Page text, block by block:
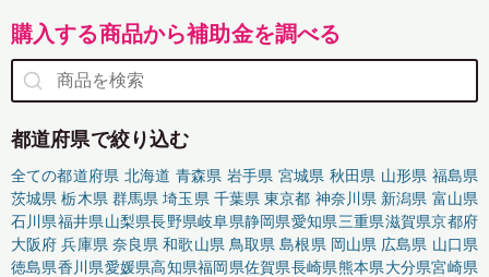
購入する商品から補助金を調べる
都道府県で絞り込む
全ての都道府県 北海道 青森県 岩手県 宮城県 秋田県 山形県 福島県
茨城県 栃木県 群馬県 埼玉県 千葉県 東京都 神奈川県 新潟県 富山県
石川県福井県山梨県長野県岐阜県静岡県愛知県三重県滋賀県京都府
大阪府 兵庫県 奈良県 和歌山県 鳥取県 島根県 岡山県 広島県 山口県
徳島県香川県愛媛県高知県福岡県佐賀県長崎県熊本県大分県宮崎県